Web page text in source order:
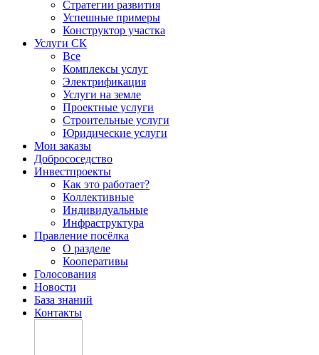
Стратегии развития
Успешные примеры
Конструктор участка
Услуги СК
Все
Комплексы услуг
Электрификация
Услуги на земле
Проектные услуги
Строительные услуги
Юридические услуги
Мои заказы
Добрососедство
Инвестпроекты
Как это работает?
Коллективные
Индивидуальные
Инфраструктура
Правление посёлка
О разделе
Кооперативы
Голосования
Новости
База знаний
Контакты